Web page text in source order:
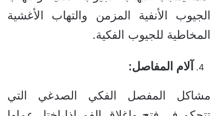
الجيوب الأنفية المزمن والتهاب الأغشية
المخاطية للجيوب الفكية.
آلام المفاصل:
مشاكل المفصل الفكي الصدغي التي